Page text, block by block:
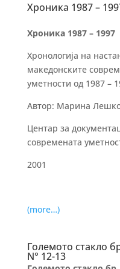
Хроника 1987 –
Хроника 1987 – 1997
Хронологија на
македонските
уметности од 1987 –
Автор: Марина
Центар за
современата
2001
(more…)
Големото стакло
N° 12-13